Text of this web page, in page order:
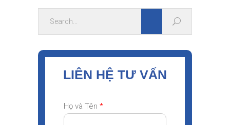
LIÊN HỆ TƯ VẤN
Họ và Tên *